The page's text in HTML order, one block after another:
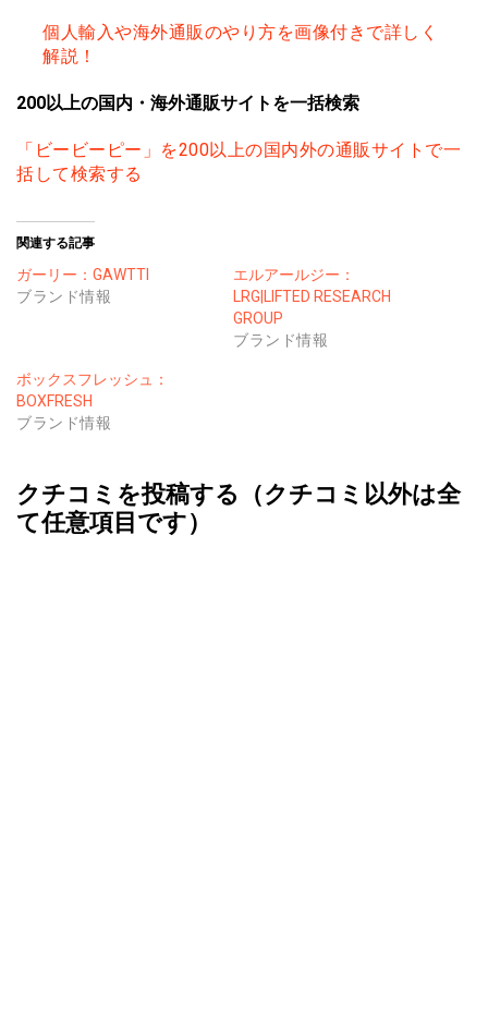
個人輸入や海外通販のやり方を画像付きで詳しく
解説！
200以上の国内・海外通販サイトを一括検索
「ビービーピー」を200以上の国内外の通販サイトで一
括して検索する
関連する記事
ガーリー：GAWTTI
ブランド情報
エルアールジー：
LRG|LIFTED RESEARCH
GROUP
ブランド情報
ボックスフレッシュ：
BOXFRESH
ブランド情報
クチコミを投稿する（クチコミ以外は全
て任意項目です）